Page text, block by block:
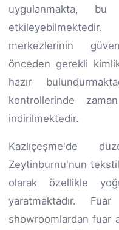
uygulanmakta,
merkezlerinin
önceden gerekli
hazır
kontrollerinde
indirilmektedir.
Kazlıçeşme'de
Zeytinburnu'nun
olarak özellikle
yaratmaktadır. Fuar
showroomlardan fuar